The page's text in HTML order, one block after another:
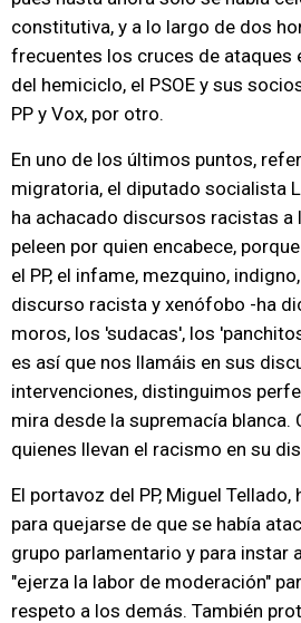
constitutiva, y a lo largo de dos
frecuentes los cruces de ataques
del hemiciclo, el PSOE y sus
PP y Vox, por otro.
En uno de los últimos puntos,
migratoria, el diputado socialista
ha achacado discursos racistas a
peleen por quien encabece,
el PP, el infame, mezquino,
discurso racista y xenófobo -ha
moros, los 'sudacas', los
es así que nos llamáis en sus
intervenciones, distinguimos
mira desde la supremacía blanca.
quienes llevan el racismo en su
El portavoz del PP, Miguel
para quejarse de que se había
grupo parlamentario y para instar
"ejerza la labor de moderación"
respeto a los demás. También